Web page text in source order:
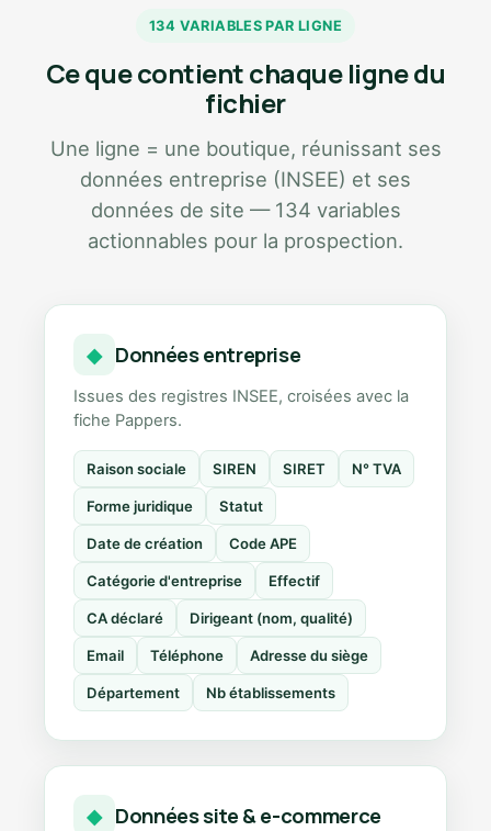
134 VARIABLES PAR LIGNE
Ce que contient chaque ligne du
fichier
Une ligne = une boutique, réunissant ses
données entreprise (INSEE) et ses
données de site — 134 variables
actionnables pour la prospection.
◆ Données entreprise
Issues des registres INSEE, croisées avec la
fiche Pappers.
Raison sociale SIREN SIRET N° TVA
Forme juridique Statut
Date de création Code APE
Catégorie d'entreprise Effectif
CA déclaré Dirigeant (nom, qualité)
Email Téléphone Adresse du siège
Département Nb établissements
◆ Données site & e-commerce